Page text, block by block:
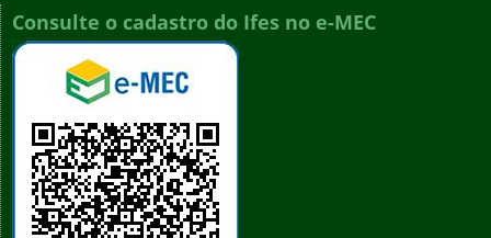
Consulte o cadastro do Ifes no e-MEC